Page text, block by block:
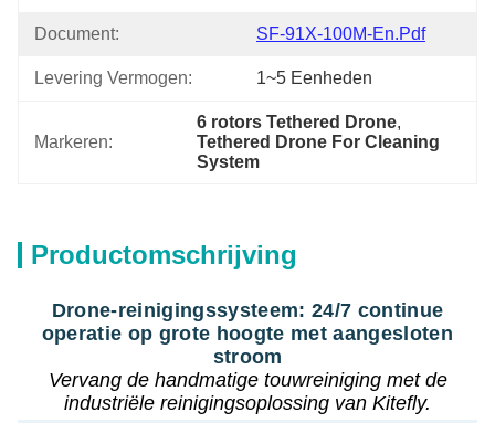
Document: SF-91X-100M-En.pdf
Levering Vermogen: 1~5 Eenheden
Markeren:
6 rotors Tethered Drone,
Tethered Drone For Cleaning
System
Productomschrijving
Drone-reinigingssysteem: 24/7 continue
operatie op grote hoogte met aangesloten
stroom
Vervang de handmatige touwreiniging met de
industriële reinigingsoplossing van Kitefly.